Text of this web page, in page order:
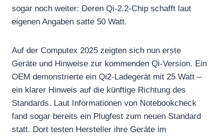
sogar noch weiter: Deren Qi-2.2-Chip schafft laut
eigenen Angaben satte 50 Watt.
Auf der Computex 2025 zeigten sich nun erste
Geräte und Hinweise zur kommenden Qi-Version. Ein
OEM demonstrierte ein Qi2-Ladegerät mit 25 Watt –
ein klarer Hinweis auf die künftige Richtung des
Standards. Laut Informationen von Notebookcheck
fand sogar bereits ein Plugfest zum neuen Standard
statt. Dort testen Hersteller ihre Geräte im